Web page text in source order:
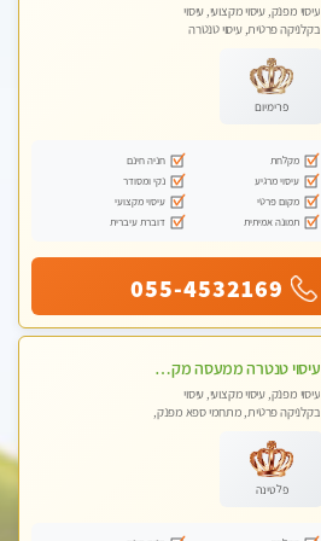
עיסוי מפנק, עיסוי מקצועי, עיסוי
בקלניקה פרטית, עיסוי טנטרה
פרימיום
מקלחת
חניה חינם
עיסוי מרגיע
נקי ומסודר
מקום פרטי
עיסוי מקצועי
תמונה אמיתית
דוברת עיברית
055-4532169
עיסוי טנטרה ממעסה מקצועית חוויה מעולם אחר שכל אחד צריך לנסות ללא מין !!!
עיסוי מפנק, עיסוי מקצועי, עיסוי
בקלניקה פרטית, מתחמי ספא מפנק,
פלטינה